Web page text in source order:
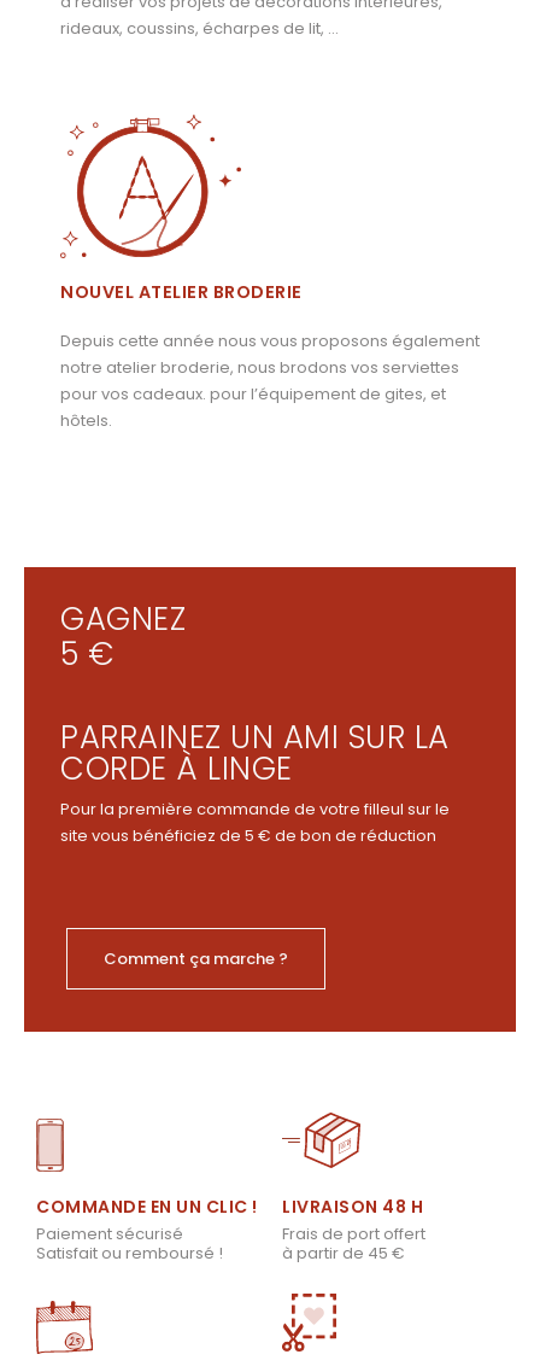
rideaux, coussins, écharpes de lit, …
NOUVEL ATELIER BRODERIE
Depuis cette année nous vous proposons également
notre atelier broderie, nous brodons vos serviettes
pour vos cadeaux. pour l’équipement de gites, et
hôtels.
GAGNEZ
5 €
PARRAINEZ UN AMI SUR LA
CORDE À LINGE
Pour la première commande de votre filleul sur le
site vous bénéficiez de 5 € de bon de réduction
Comment ça marche ?
COMMANDE EN UN CLIC !
Paiement sécurisé
Satisfait ou remboursé !
LIVRAISON 48 H
Frais de port offert
à partir de 45 €